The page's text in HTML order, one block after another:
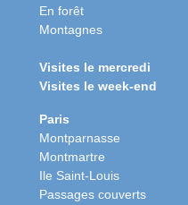
En forêt
Montagnes
Visites le mercredi
Visites le week-end
Paris
Montparnasse
Montmartre
Ile Saint-Louis
Passages couverts